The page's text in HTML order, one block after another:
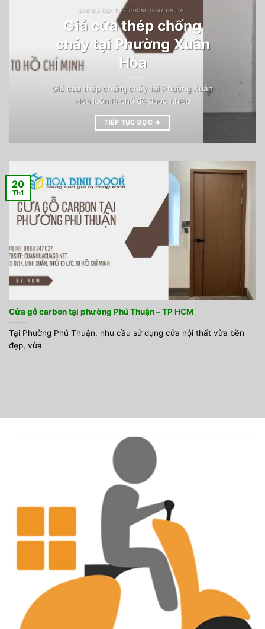
BÁO GIÁ CỬA THÉP CHỐNG CHÁY TIN TỨC
Giá cửa thép chống
cháy tại Phường Xuân
Hòa
Giá cửa thép chống cháy tại Phường Xuân
Hòa luôn là chủ đề được nhiều
TIẾP TỤC ĐỌC →
Cửa gỗ carbon tại phường Phú Thuận – TP HCM
Tại Phường Phú Thuận, nhu cầu sử dụng cửa nội thất vừa bền
đẹp, vừa
20
Th1